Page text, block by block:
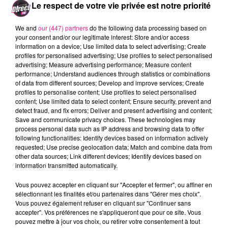
Metz et ses jardins respectent les
r�gles �cologiques et mettent
tout en oeuvre pour que la
fragilit� de la plan�te sensibilise
les visiteurs. Et l'expoPesquet
joue �galement ce r�le comme
l'expliqueMarylin Molinet:
Longez le plan d'eau pour
voyager auS�n�galavec la
Le respect de votre vie privée est notre priorité
We and our (447) partnersdo the following data processing based on
your consent and/or our legitimate interest: Store and/or access
information on a device; Use limited data to select advertising; Create
profiles for personalised advertising; Use profiles to select personalised
advertising; Measure advertising performance; Measure content
performance; Understand audiences through statistics or combinations
of data from different sources; Develop and improve services; Create
profiles to personalise content; Use profiles to select personalised
content; Use limited data to select content; Ensure security, prevent and
detect fraud, and fix errors; Deliver and present advertising and content;
Save and communicate privacy choices. These technologies may
process personal data such as IP address and browsing data to offer
following functionalities: Identify devices based on information actively
requested; Use precise geolocation data; Match and combine data from
other data sources; Link different devices; Identify devices based on
information transmitted automatically.
Vous pouvez accepter en cliquant sur "Accepter et fermer", ou affiner en
sélectionnant les finalités et/ou partenaires dans "Gérer mes choix".
Vous pouvez également refuser en cliquant sur "Continuer sans
accepter". Vos préférences ne s'appliqueront que pour ce site. Vous
pouvez mettre à jour vos choix, ou retirer votre consentement à tout